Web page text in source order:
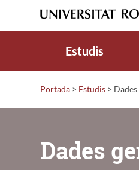
Estudis
Portada > Estudis >
Dades